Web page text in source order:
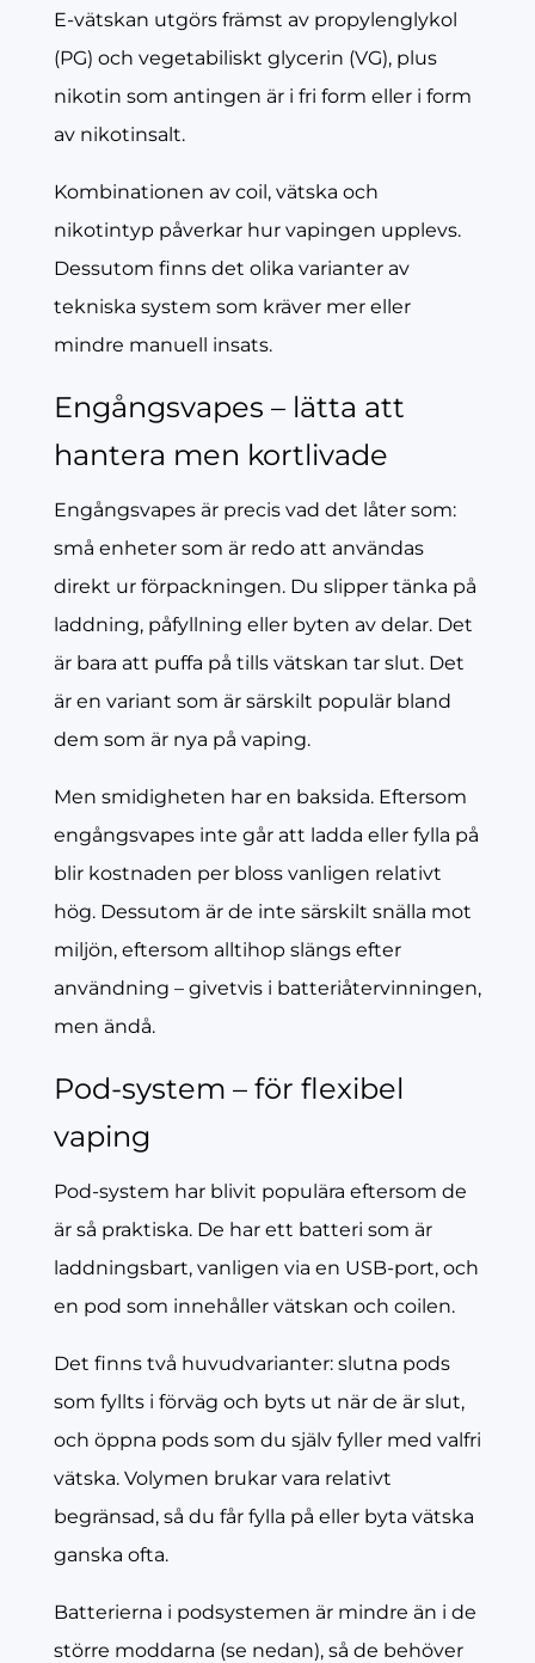
E-vätskan utgörs främst av propylenglykol
(PG) och vegetabiliskt glycerin (VG), plus
nikotin som antingen är i fri form eller i form
av nikotinsalt.
Kombinationen av coil, vätska och
nikotintyp påverkar hur vapingen upplevs.
Dessutom finns det olika varianter av
tekniska system som kräver mer eller
mindre manuell insats.
Engångsvapes – lätta att
hantera men kortlivade
Engångsvapes är precis vad det låter som:
små enheter som är redo att användas
direkt ur förpackningen. Du slipper tänka på
laddning, påfyllning eller byten av delar. Det
är bara att puffa på tills vätskan tar slut. Det
är en variant som är särskilt populär bland
dem som är nya på vaping.
Men smidigheten har en baksida. Eftersom
engångsvapes inte går att ladda eller fylla på
blir kostnaden per bloss vanligen relativt
hög. Dessutom är de inte särskilt snälla mot
miljön, eftersom alltihop slängs efter
användning – givetvis i batteriåtervinningen,
men ändå.
Pod-system – för flexibel
vaping
Pod-system har blivit populära eftersom de
är så praktiska. De har ett batteri som är
laddningsbart, vanligen via en USB-port, och
en pod som innehåller vätskan och coilen.
Det finns två huvudvarianter: slutna pods
som fyllts i förväg och byts ut när de är slut,
och öppna pods som du själv fyller med valfri
vätska. Volymen brukar vara relativt
begränsad, så du får fylla på eller byta vätska
ganska ofta.
Batterierna i podsystemen är mindre än i de
större moddarna (se nedan), så de behöver